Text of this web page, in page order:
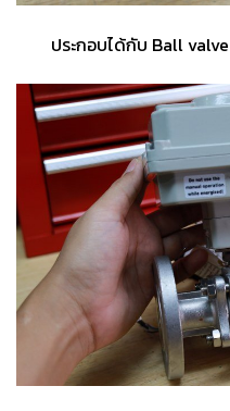
ประกอบได้กับ Ball